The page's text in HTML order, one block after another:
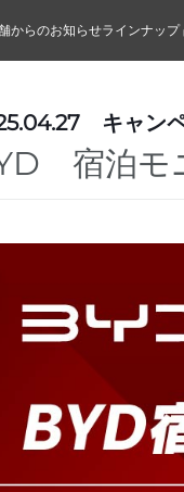
からのお知らせラインナップ
キャン
宿泊モ